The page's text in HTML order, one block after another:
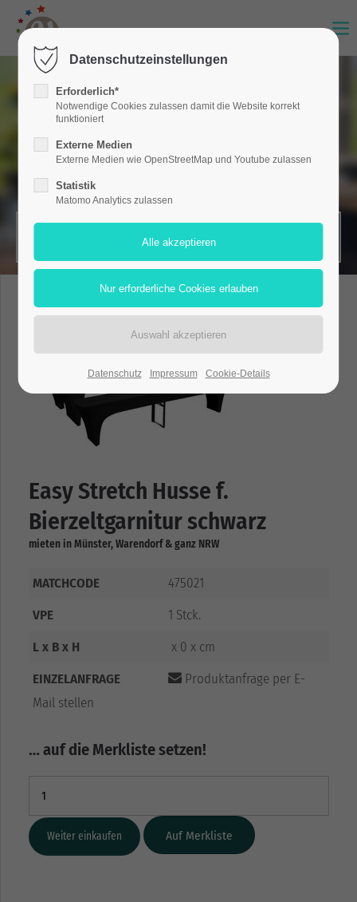
MERKZETTEL (0)
Easy Stretch Husse f.
Bierzeltgarnitur schwarz
mieten in Münster, Warendorf & ganz NRW
MATCHCODE
475021
VPE
1 Stck.
L x B x H
x 0 x cm
EINZELANFRAGE
Produktanfrage per E-
Mail stellen
… auf die Merkliste setzen!
Weiter einkaufen
Datenschutzeinstellungen
Erforderlich*
Notwendige Cookies zulassen damit die Website korrekt
funktioniert
Externe Medien
Externe Medien wie OpenStreetMap und Youtube zulassen
Statistik
Matomo Analytics zulassen
Datenschutz Impressum Cookie-Details